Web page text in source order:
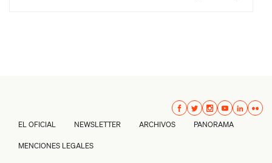
EL OFICIAL NEWSLETTER ARCHIVOS PANORAMA
MENCIONES LEGALES